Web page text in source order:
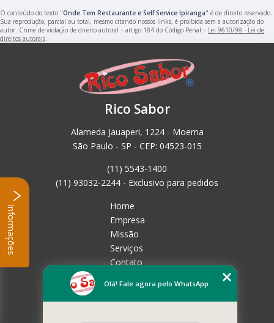
O conteúdo do texto "Onde Tem Restaurante e Self Service Ipiranga" é de direito reservado.
Sua reprodução, parcial ou total, mesmo citando nossos links, é proibida sem a autorização do
autor. Crime de violação de direito autoral – artigo 184 do Código Penal – Lei 9610/98 - Lei de
direitos autorais
Rico Sabor
Alameda Jauaperi, 1224 - Moema
São Paulo - SP - CEP: 04523-015
(11) 5543-1400
(11) 93032-2244 - Exclusivo para pedidos
Home
Empresa
Missão
Serviços
Contato
Mais Serviços
Olá! Fale agora pelo WhatsApp.
Informações